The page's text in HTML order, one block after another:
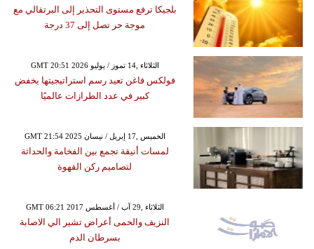
بلجيكا ترفع مستوى التحذير إلى البرتقالي مع
موجة حر تصل إلى 37 درجة
GMT 20:51 2026 الثلاثاء ,14 تموز / يوليو
فولكس فاغن تعيد رسم استراتيجيتها بخفض
كبير في عدد الطرازات عالميًا
GMT 21:54 2025 الخميس ,17 إبريل / نيسان
لمسات أنيقة تجمع بين الفخامة والحداثة
لتصاميم ركن القهوة
GMT 06:21 2017 الثلاثاء ,29 آب / أغسطس
النزيف والحمى أعراض تشير الي الاصابة
بسرطان الدم